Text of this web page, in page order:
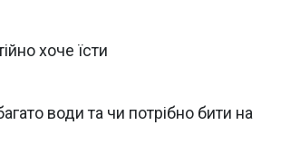
хоче їсти
води та чи потрібно бити на